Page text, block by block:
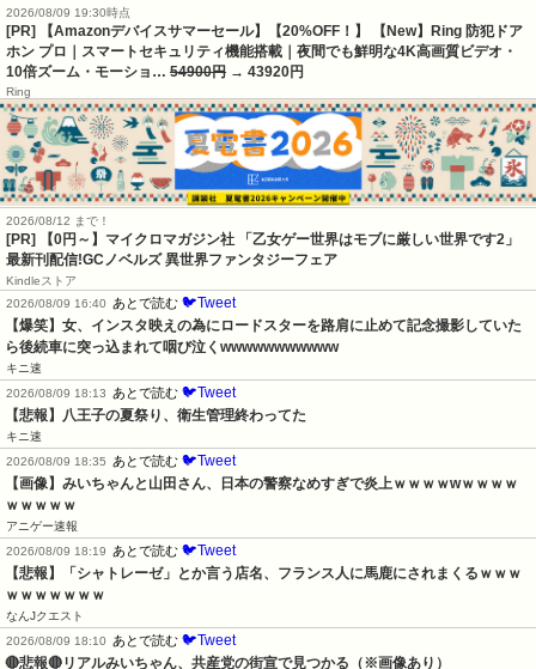
2026/08/09 19:30時点
[PR] 【Amazonデバイスサマーセール】【20%OFF！】 【New】Ring 防犯ドア
ホン プロ｜スマートセキュリティ機能搭載｜夜間でも鮮明な4K高画質ビデオ・
10倍ズーム・モーショ… 54900円 → 43920円
Ring
2026/08/12 まで！
[PR] 【0円～】マイクロマガジン社 「乙女ゲー世界はモブに厳しい世界です2」
最新刊配信!GCノベルズ 異世界ファンタジーフェア
Kindleストア
2026/08/09 16:40 あとで読む 🐦Tweet
【爆笑】女、インスタ映えの為にロードスターを路肩に止めて記念撮影していた
ら後続車に突っ込まれて咽び泣くwwwwwwwwwww
キニ速
2026/08/09 18:13 あとで読む 🐦Tweet
【悲報】八王子の夏祭り、衛生管理終わってた
キニ速
2026/08/09 18:35 あとで読む 🐦Tweet
【画像】みいちゃんと山田さん、日本の警察なめすぎで炎上ｗｗｗｗwｗｗｗｗ
ｗｗｗｗｗ
アニゲー速報
2026/08/09 18:19 あとで読む 🐦Tweet
【悲報】「シャトレーゼ」とか言う店名、フランス人に馬鹿にされまくるｗｗｗ
ｗｗｗｗｗｗｗ
なんJクエスト
2026/08/09 18:10 あとで読む 🐦Tweet
🔴悲報🔴リアルみいちゃん、共産党の街宣で見つかる（※画像あり）